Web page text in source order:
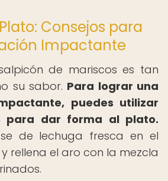
Consejos para
Impactante
de mariscos es tan
su sabor. Para lograr una
puedes utilizar
para dar forma al plato.
de lechuga fresca en el
rellena el aro con la mezcla